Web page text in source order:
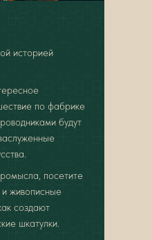
историей
по фабрике
будут
посетите
и живописные
создают
шкатулки.